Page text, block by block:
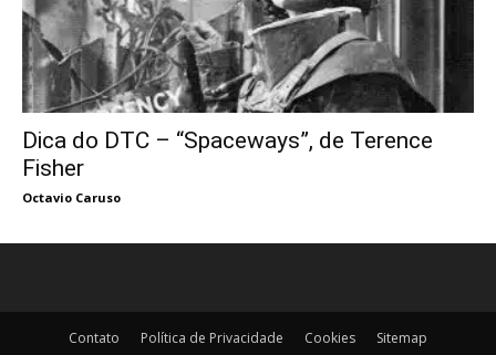
Dica do DTC – “Spaceways”, de Terence
Fisher
Octavio Caruso
Contato Política de Privacidade Cookies Sitemap